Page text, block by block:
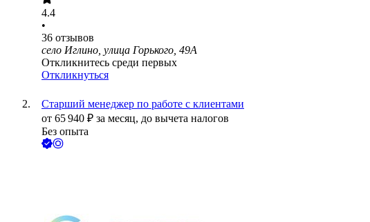
4.4
•
36 отзывов
село Иглино, улица Горького, 49А
Откликнитесь среди первых
Откликнуться
Старший менеджер по работе с клиентами
от 65 940 ₽ за месяц, до вычета налогов
Без опыта